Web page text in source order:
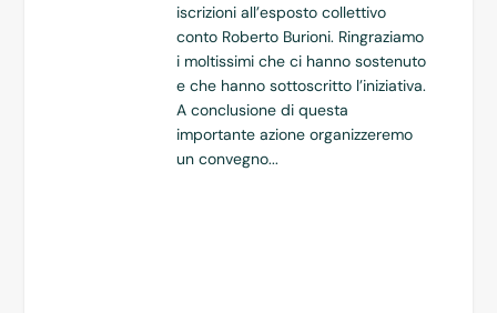
iscrizioni all’esposto collettivo
conto Roberto Burioni. Ringraziamo
i moltissimi che ci hanno sostenuto
e che hanno sottoscritto l’iniziativa.
A conclusione di questa
importante azione organizzeremo
un convegno...